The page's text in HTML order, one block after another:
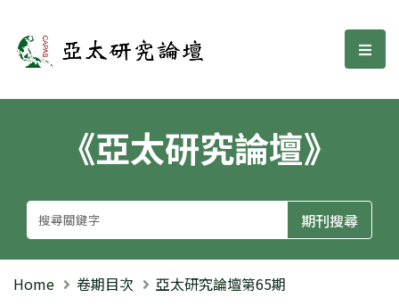
亞太研究論壇 選
《亞太研究論壇》
Home 卷期目次 亞太研究論壇第65期